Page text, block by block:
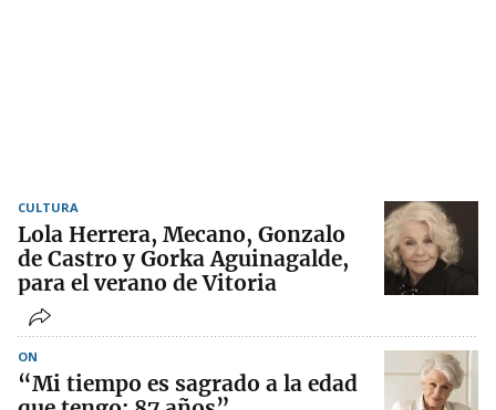
CULTURA
Lola Herrera, Mecano, Gonzalo
de Castro y Gorka Aguinagalde,
para el verano de Vitoria
ON
“Mi tiempo es sagrado a la edad